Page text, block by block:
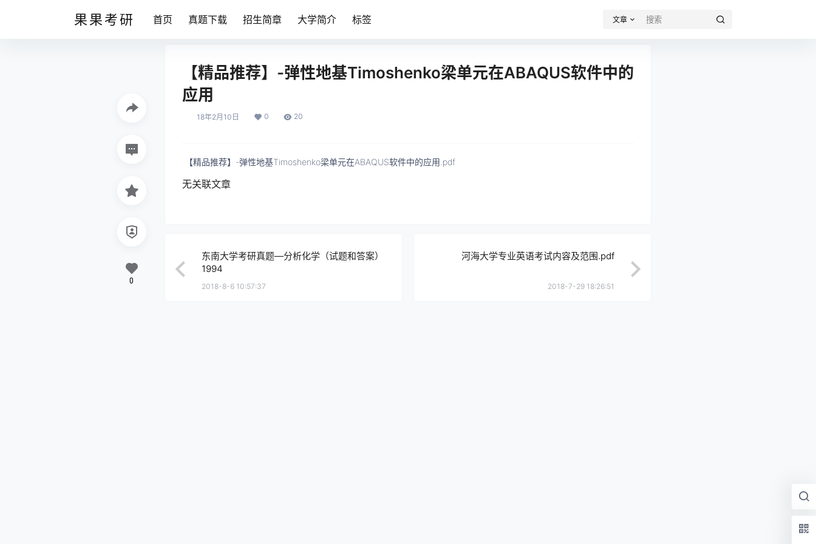
果果考研 首页 真题下载 招生简章 大学简介 标签 文章
【精品推荐】-弹性地基Timoshenko梁单元在ABAQUS软件中的
应用
18年2月10日 0 20
【精品推荐】-弹性地基Timoshenko梁单元在ABAQUS软件中的应用.pdf
无关联文章
0
东南大学考研真题—分析化学（试题和答案）
1994
2018-8-6 10:57:37
河海大学专业英语考试内容及范围.pdf
2018-7-29 18:26:51